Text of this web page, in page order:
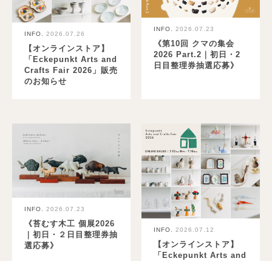
INFO. 2026.07.26
【オンラインストア】
「Eckepunkt Arts and
Crafts Fair 2026」販売
のお知らせ
INFO. 2026.07.23
《第10回 クマの集会
2026 Part.2｜初日・2
日目整理券抽選応募》
INFO. 2026.07.23
《苔むす木工 個展2026
｜初日・２日目整理券抽
選応募》
INFO. 2026.07.12
【オンラインストア】
「Eckepunkt Arts and